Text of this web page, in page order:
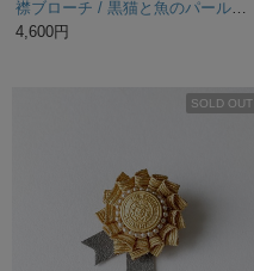
4,600円
SOLD OUT